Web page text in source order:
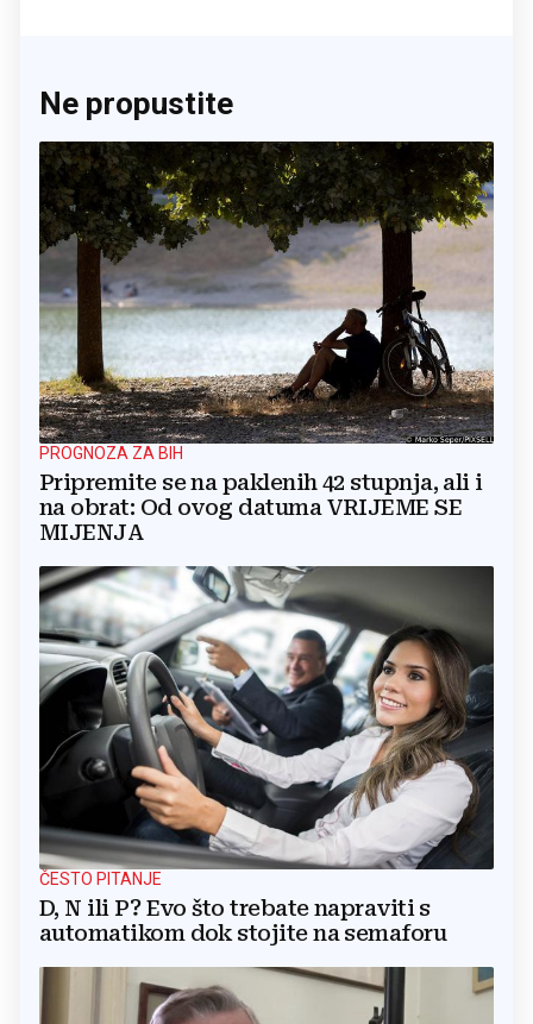
Ne propustite
PROGNOZA ZA BIH
Pripremite se na paklenih 42 stupnja, ali i
na obrat: Od ovog datuma VRIJEME SE
MIJENJA
ČESTO PITANJE
D, N ili P? Evo što trebate napraviti s
automatikom dok stojite na semaforu